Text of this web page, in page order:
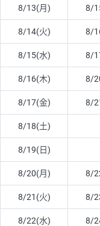
8/13(月) 8/
8/14(火) 8/
8/15(水) 8/
8/16(木) 8/
8/17(金) 8/
8/18(土)
8/19(日)
8/20(月) 8/
8/21(火) 8/
8/22(水) 8/